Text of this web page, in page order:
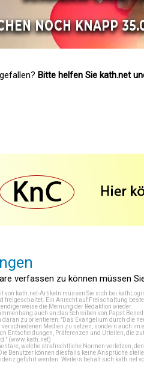
Bitte helfen Sie kath.net
verfassen zu können müssen
von kath.net-Artikeln müssen Sie sich bei
freigeschaltet. Ein Anrecht auf Freischaltung
die Meinung der Redaktion wieder.
auch an das Schreiben von Papst
daran zu orientieren: "Das Evangelium durch die
verschiedenen Medien zu setzen, sondern auch
Entscheidungen, Präferenzen und Urteilen, die
(www.kath.net)
welche strafrechtliche Normen verletzen,
Benutzer können diesfalls keine Ansprüche
geführt werden. Weiters behält sich kath.net